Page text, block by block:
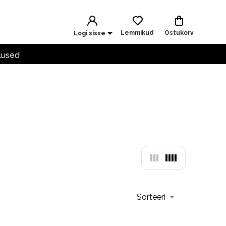
Logi sisse Lemmikud Ostukorv
Sorteeri